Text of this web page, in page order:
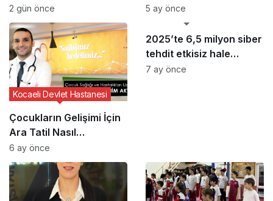
Haftası Etkinliği
2 gün önce
Yaşam Vurgusu
5 ay önce
Çocukların Gelişimi İçin
Ara Tatil Nasıl
Planlanmalı?
Kocaeli Devlet Hastanesi
6 ay önce
2025’te 6,5 milyon siber
tehdit etkisiz hale
getirildi
GÜNCEL HABERLER
7 ay önce